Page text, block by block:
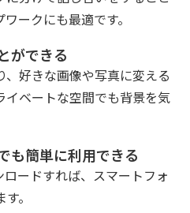
ークにも最適です。
ができる
、好きな画像や写真に変える
イベートな空間でも背景を気
も簡単に利用できる
ードすれば、スマートフォ
。